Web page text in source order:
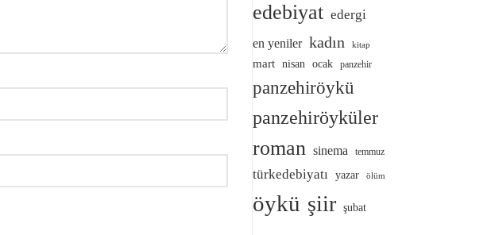
edebiyat edergi
en yeniler kadın kitap
mart nisan ocak panzehir
panzehiröykü
panzehiröyküler
roman sinema temmuz
türkedebiyatı yazar ölüm
öykü şiir şubat